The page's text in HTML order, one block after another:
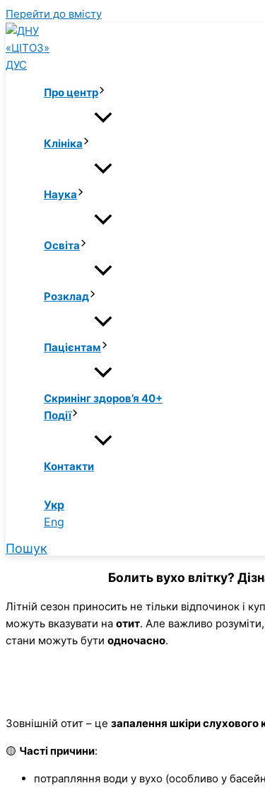
Перейти до вмісту
Про центр
Клініка
Наука
Освіта
Розклад
Пацієнтам
Скринінг здоров’я 40+
Події
Контакти
Укр
Eng
Пошук
Болить вухо влітку?
Літній сезон приносить не тільки відпочинок і
можуть вказувати на отит. Але важливо
стани можуть бути одночасно.
Зовнішній отит – це запалення шкіри слухового
🟡 Часті причини:
потрапляння води у вухо (особливо у